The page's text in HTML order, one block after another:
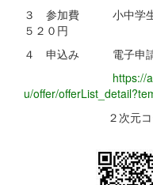
３ 参加費 小中学
５２０円
４ 申込み 電子申請
https://
u/offer/
２次元コード（